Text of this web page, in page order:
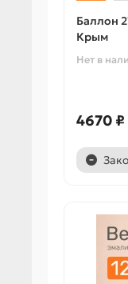
Баллон
Крым
Нет в
4670 ₽